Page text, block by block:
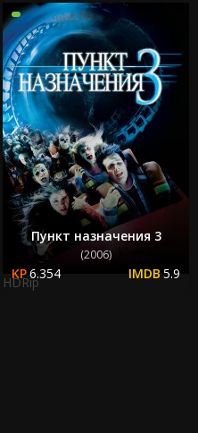
Пункт назначения 3
(2006)
6.354 5.9
HDRip